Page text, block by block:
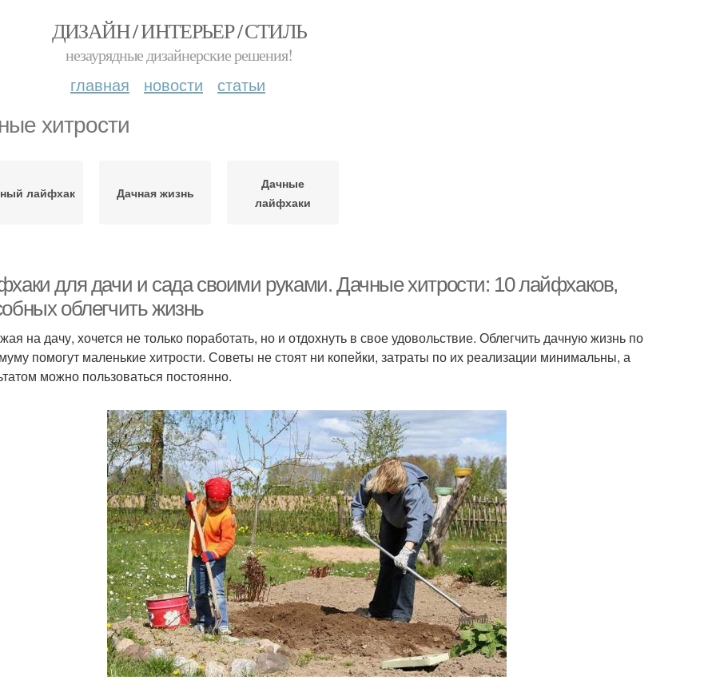
ДИЗАЙН / ИНТЕРЬЕР / СТИЛЬ
незаурядные дизайнерские решения!
главная новости статьи
хитрости
лайфхак Дачная жизнь
Дачные
лайфхаки
для дачи и сада своими руками. Дачные хитрости: 10 лайфхаков,
облегчить жизнь
на дачу, хочется не только поработать, но и отдохнуть в свое удовольствие. Облегчить дачную жизнь по
помогут маленькие хитрости. Советы не стоят ни копейки, затраты по их реализации минимальны, а
можно пользоваться постоянно.